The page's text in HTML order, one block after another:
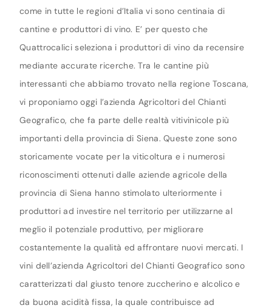
come in tutte le regioni d’Italia vi sono centinaia di
cantine e produttori di vino. E’ per questo che
Quattrocalici seleziona i produttori di vino da recensire
mediante accurate ricerche. Tra le cantine più
interessanti che abbiamo trovato nella regione Toscana,
vi proponiamo oggi l’azienda Agricoltori del Chianti
Geografico, che fa parte delle realtà vitivinicole più
importanti della provincia di Siena. Queste zone sono
storicamente vocate per la viticoltura e i numerosi
riconoscimenti ottenuti dalle aziende agricole della
provincia di Siena hanno stimolato ulteriormente i
produttori ad investire nel territorio per utilizzarne al
meglio il potenziale produttivo, per migliorare
costantemente la qualità ed affrontare nuovi mercati. I
vini dell’azienda Agricoltori del Chianti Geografico sono
caratterizzati dal giusto tenore zuccherino e alcolico e
da buona acidità fissa, la quale contribuisce ad